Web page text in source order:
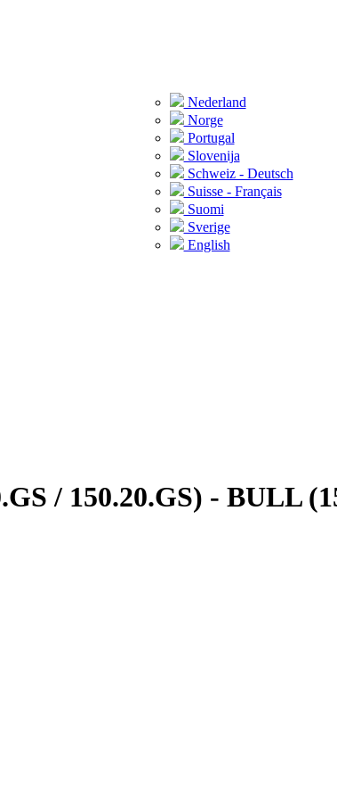
Nederland
Norge
Portugal
Slovenija
Schweiz - Deutsch
Suisse - Français
Suomi
Sverige
English
/ 150.20.GS) - BULL